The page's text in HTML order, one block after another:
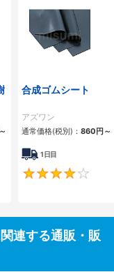
～
4.4
合成ゴムシート
アズワン
通常価格(税別)： 860円 ～
1日目
連する通販・販